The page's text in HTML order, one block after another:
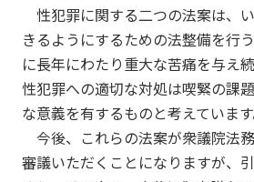
性犯罪に関する二つの法案は、
きるようにするための法整備を行
に長年にわたり重大な苦痛を与え
性犯罪への適切な対処は喫緊の課
な意義を有するものと考えています
今後、これらの法案が衆議院法
審議いただくことになりますが、